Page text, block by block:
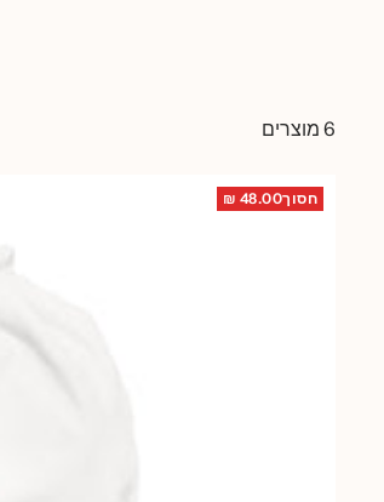
6 מוצרים
חסוך48.00 ₪